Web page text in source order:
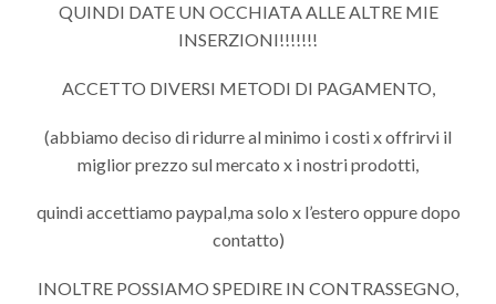
QUINDI DATE UN OCCHIATA ALLE ALTRE MIE
INSERZIONI!!!!!!!
ACCETTO DIVERSI METODI DI PAGAMENTO,
(abbiamo deciso di ridurre al minimo i costi x offrirvi il
miglior prezzo sul mercato x i nostri prodotti,
quindi accettiamo paypal,ma solo x l’estero oppure dopo
contatto)
INOLTRE POSSIAMO SPEDIRE IN CONTRASSEGNO,